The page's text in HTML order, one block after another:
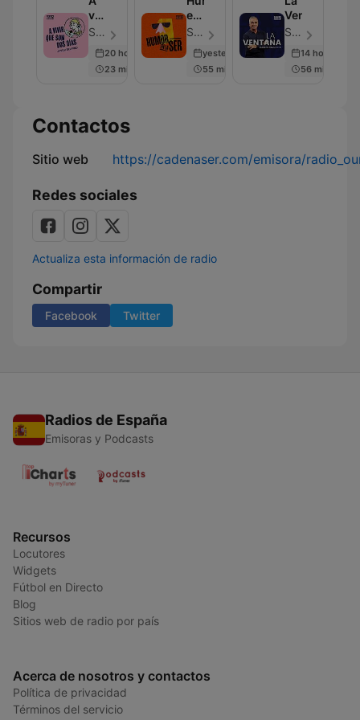
vivir
que
dos
días
SER Podcast - Episodio 616
20 hours ago
23 min
en
la
Cadena
SER
SER Podcast - Episodio 288
yesterday
55 min
Ventana
SER Podcast - Episodio 684
14 hours ago
56 min
Contactos
Sitio web https://cadenaser.com/emisora/
Redes sociales
Actualiza esta información de radio
Compartir
Facebook Twitter
Radios de España
Emisoras y Podcasts
Recursos
Locutores
Widgets
Fútbol en Directo
Blog
Sitios web de radio por país
Acerca de nosotros y contactos
Política de privacidad
Términos del servicio